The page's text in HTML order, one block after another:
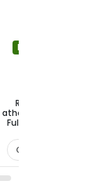
Em estoque
Receptor FTA
athomics Inspire Qi
Full HD com Wi-Fi
Cód. 1153415